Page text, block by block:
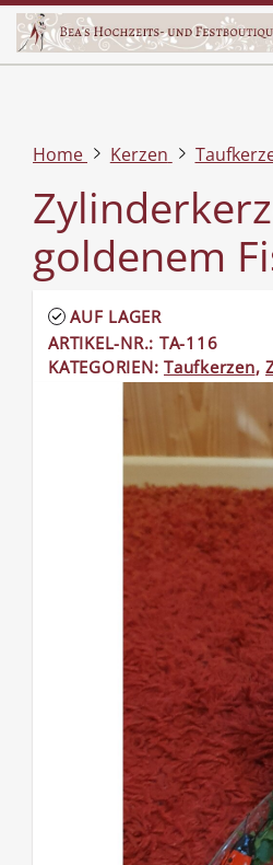
Home Kerzen
goldenem
AUF LAGER
ARTIKEL-NR.: TA-116
KATEGORIEN: Taufkerzen,